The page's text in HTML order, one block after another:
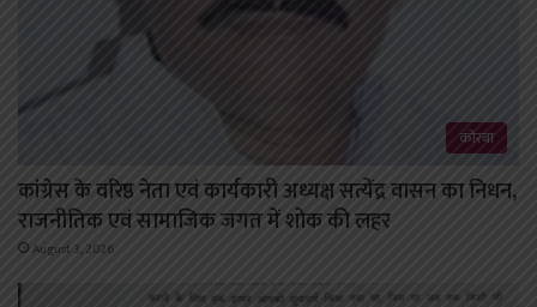
कोरबा
कांग्रेस के वरिष्ठ नेता एवं कार्यकारी अध्यक्ष सत्येंद्र वासन का निधन,
राजनीतिक एवं सामाजिक जगत में शोक की लहर
August 3, 2026